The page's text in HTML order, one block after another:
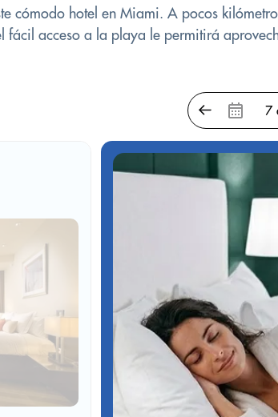
cómodo hotel en Miami. A pocos
acceso a la playa le permitirá